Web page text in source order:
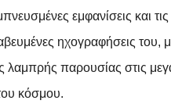
εμφανίσεις και τις
ηχογραφήσεις του,
λαμπρής παρουσίας στις
κόσμου.